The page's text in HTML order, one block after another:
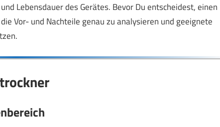
Lebensdauer des Gerätes. Bevor Du entscheidest, einen
Vor- und Nachteile genau zu analysieren und geeignete